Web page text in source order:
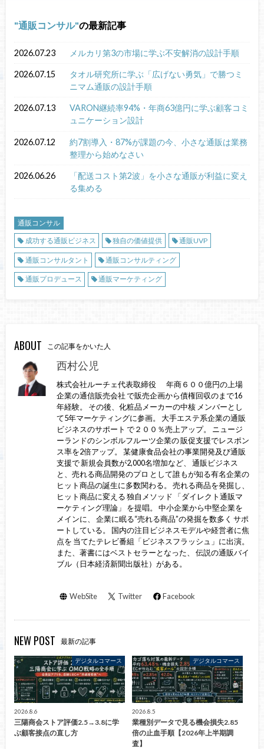
通販コンサル の最新記事
2026.07.23 メルカリ第3の市場に学ぶ不安解消の設計手順
2026.07.15
タオル研究所に学ぶ「広げない勇気」で勝つミ
ニマム通販の設計手順
2026.07.13
VARON継続率94%・年商63億円に学ぶ顧客コミ
ュニケーション設計
2026.07.12
約7割導入・87%が課題の今、小さな通販は業務
整理から始めなさい
2026.06.26
「配送コスト第2波」を小さな通販が利益に変え
る集める
通販コンサル
成功する通販ビジネス
独自の価値提供 通販UVP
通販コンサルタント 通販コンサルティング
通販プロデュース 通販マーケティング
ABOUT この記事をかいた人
西村公児
株式会社ルーチェ代表取締役 年商６００億円の上場
企業の通信販売会社 で販売企画から債権回収のまで16
年経験。 その後、化粧品メーカーの中核 メンバーとし
て5年マーケティングに参画。 大手エステ系企業の通販
ビジネスのサポート で２００％売上アップ。 ニュージ
ーランドのシンボルフルーツ企業の 販促支援でレスポン
ス率を2倍アップ。 某健康食品会社の事業開発及び通販
支援で 新規会員数が2,000名増加など、 通販ビジネス
と、売れる商品開発のプロ として誰もが知る有名企業の
ヒット商品の誕生に多数関わる。 売れる商品を発掘し、
ヒット商品に変える 独自メソッド 「ダイレクト通販マ
ーケティング理論」 を提唱。 中小企業から中堅企業を
メインに、 企業に眠る“売れる商品”の発掘を数多く サポ
ートしている。 国内の注目ビジネスモデルや経営者に焦
点を 当てたテレビ番組「ビジネスフラッシュ」に出演。
また、著書にはベストセラーとなった、 伝説の通販バイ
ブル（日本経済新聞出版社）がある。
WebSite Twitter Facebook
NEW POST 最新の記事
デジタルコマース
2026.8.6
三陽商会ストア評価2.5→3.8に学
ぶ顧客接点の直し方
デジタルコマース
2026.8.5
業種別データで見る機会損失2.85
倍の止血手順【2026年上半期調
査】